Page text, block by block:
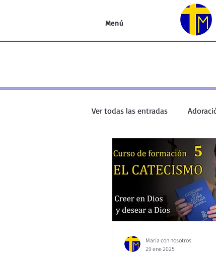
Menú
Ver todas las entradas
Oración de la mañana
Curso
María con nosotros
29 ene 2025